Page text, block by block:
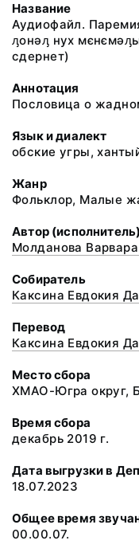
Название
Аудиофайл.
ԓонәԓ нух
сдернет)
Аннотация
Пословица о
Язык и диалект
обские угры,
Жанр
Фольклор, Малые
Автор (исполнитель)
Молданова
Собиратель
Каксина Евдокия
Перевод
Каксина Евдокия
Место сбора
ХМАО-Югра округ,
Время сбора
декабрь 2019 г.
Дата выгрузки в
18.07.2023
Общее время
00.00.07.